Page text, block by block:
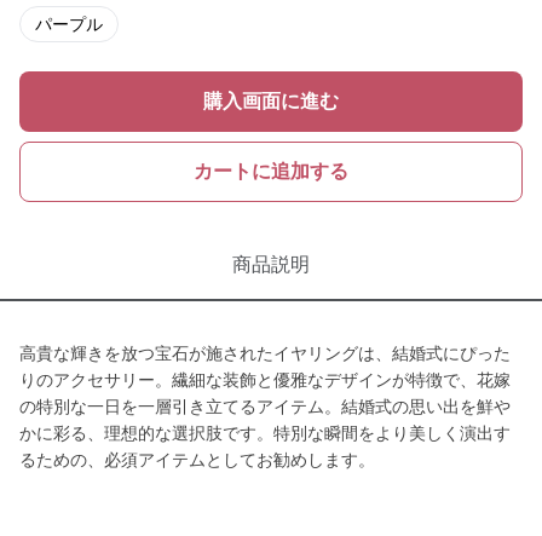
パープル
購入画面に進む
カートに追加する
商品説明
高貴な輝きを放つ宝石が施されたイヤリングは、結婚式にぴった
りのアクセサリー。繊細な装飾と優雅なデザインが特徴で、花嫁
の特別な一日を一層引き立てるアイテム。結婚式の思い出を鮮や
かに彩る、理想的な選択肢です。特別な瞬間をより美しく演出す
るための、必須アイテムとしてお勧めします。